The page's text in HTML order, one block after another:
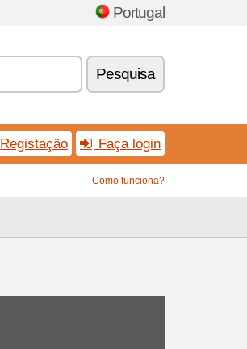
Portugal
Pesquisa
Registação Faça login
Como funciona?